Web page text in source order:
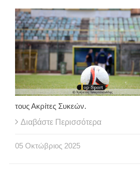
τους Ακρίτες Συκεών.
Διαβάστε Περισσότερα
05 Οκτώβριος 2025